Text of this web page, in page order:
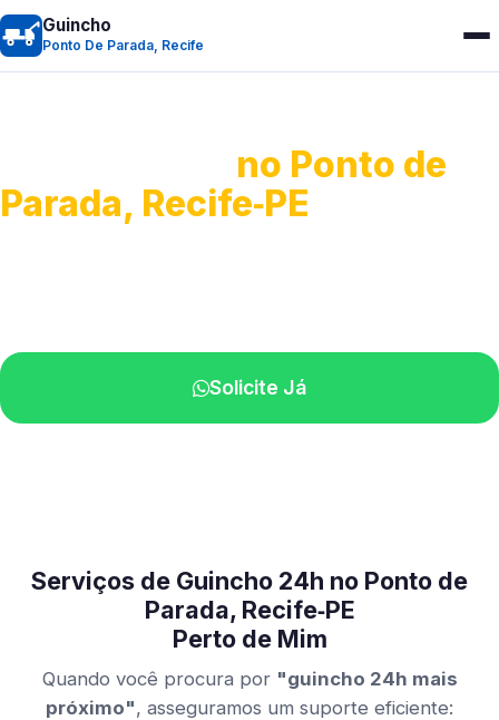
Guincho
Ponto De Parada, Recife
no Ponto de
Parada, Recife‑PE
Solicite Já
Serviços de Guincho 24h no Ponto de
Parada, Recife‑PE
Perto de Mim
Quando você procura por "guincho 24h mais
próximo", asseguramos um suporte eficiente: